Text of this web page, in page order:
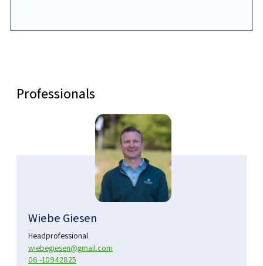
Professionals
Wiebe Giesen
Headprofessional
wiebegiesen@gmail.com
06 -10942825